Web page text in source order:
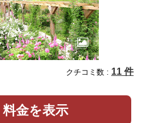
クチコミ数 : 11 件
料金を表示